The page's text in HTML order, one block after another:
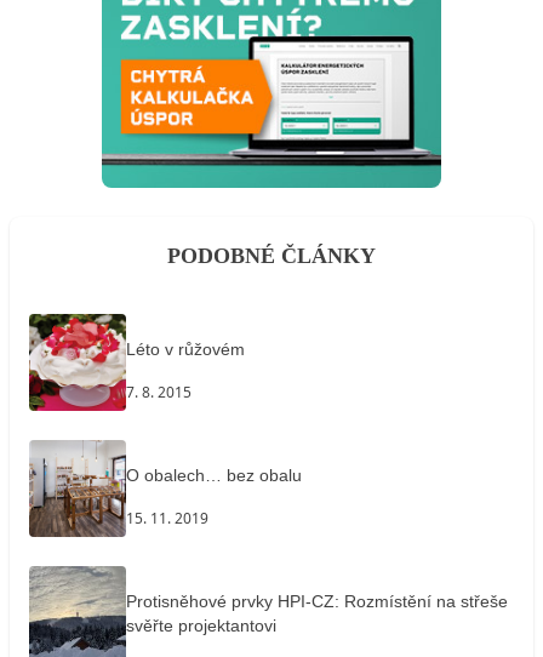
PODOBNÉ ČLÁNKY
Léto v růžovém
7. 8. 2015
O obalech… bez obalu
15. 11. 2019
Protisněhové prvky HPI-CZ: Rozmístění na střeše
svěřte projektantovi